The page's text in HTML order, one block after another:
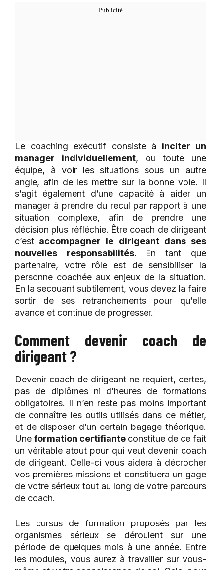
Le coaching exécutif consiste à inciter un
manager individuellement, ou toute une
équipe, à voir les situations sous un autre
angle, afin de les mettre sur la bonne voie. Il
s’agit également d’une capacité à aider un
manager à prendre du recul par rapport à une
situation complexe, afin de prendre une
décision plus réfléchie. Être coach de dirigeant
c’est accompagner le dirigeant dans ses
nouvelles responsabilités.
En tant que
partenaire, votre rôle est de sensibiliser la
personne coachée aux enjeux de la situation.
En la secouant subtilement, vous devez la faire
sortir de ses retranchements pour qu’elle
avance et continue de progresser.
Comment devenir coach de
dirigeant ?
Devenir coach de dirigeant ne requiert, certes,
pas de diplômes ni d’heures de formations
obligatoires. Il n’en reste pas moins important
de connaître les outils utilisés dans ce métier,
et de disposer d’un certain bagage théorique.
Une formation certifiante constitue de ce fait
un véritable atout pour qui veut devenir coach
de dirigeant. Celle-ci vous aidera à décrocher
vos premières missions et constituera un gage
de votre sérieux tout au long de votre parcours
de coach.
Les cursus de formation proposés par les
organismes sérieux se déroulent sur une
période de quelques mois à une année. Entre
les modules, vous aurez à travailler sur vous-